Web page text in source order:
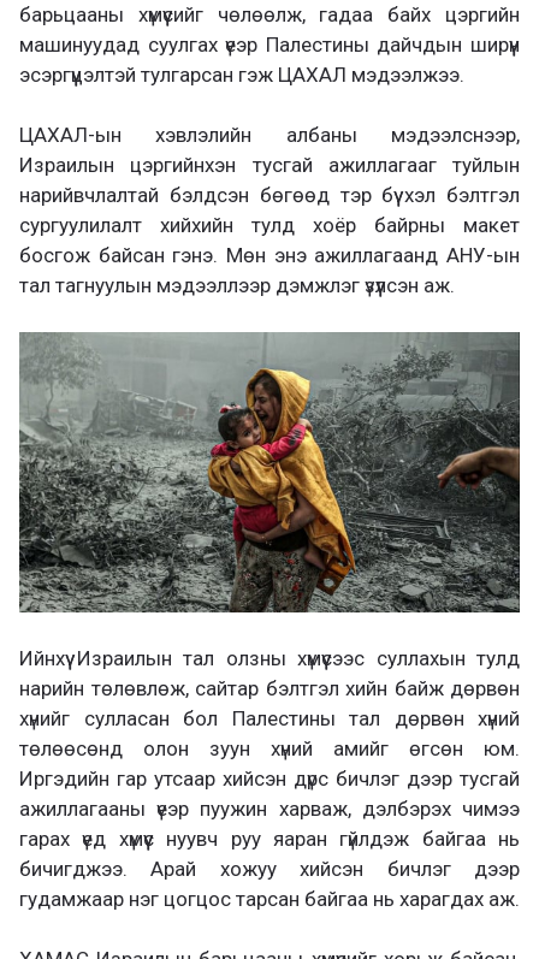
барьцааны хүмүүсийг чөлөөлж, гадаа байх цэргийн
машинуудад суулгах үеэр Палестины дайчдын ширүүн
эсэргүүцэлтэй тулгарсан гэж ЦАХАЛ мэдээлжээ.
ЦАХАЛ-ын хэвлэлийн албаны мэдээлснээр,
Израилын цэргийнхэн тусгай ажиллагааг туйлын
нарийвчлалтай бэлдсэн бөгөөд тэр бүү хэл бэлтгэл
сургуулилалт хийхийн тулд хоёр байрны макет
босгож байсан гэнэ. Мөн энэ ажиллагаанд АНУ-ын
тал тагнуулын мэдээллээр дэмжлэг үзүүлсэн аж.
Ийнхүү Израилын тал олзны хүмүүсээс суллахын тулд
нарийн төлөвлөж, сайтар бэлтгэл хийн байж дөрвөн
хүнийг сулласан бол Палестины тал дөрвөн хүний
төлөөсөнд олон зуун хүний амийг өгсөн юм.
Иргэдийн гар утсаар хийсэн дүрс бичлэг дээр тусгай
ажиллагааны үеэр пуужин харваж, дэлбэрэх чимээ
гарах үед хүмүүс нуувч руу яаран гүйлдэж байгаа нь
бичигджээ. Арай хожуу хийсэн бичлэг дээр
гудамжаар нэг цогцос тарсан байгаа нь харагдах аж.